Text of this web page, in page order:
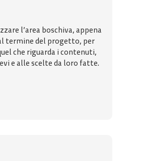
l’area boschiva, appena
termine del progetto, per
che riguarda i contenuti,
e alle scelte da loro fatte.